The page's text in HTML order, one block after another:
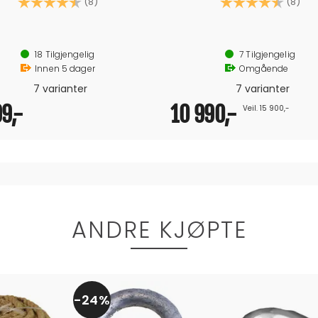
20+Tilgjengelig
Omgående
3 varianter
Bestillingsvare
3 varianter
1 099,- Veil. 1 290,-
ANDRE KJØPTE
24%